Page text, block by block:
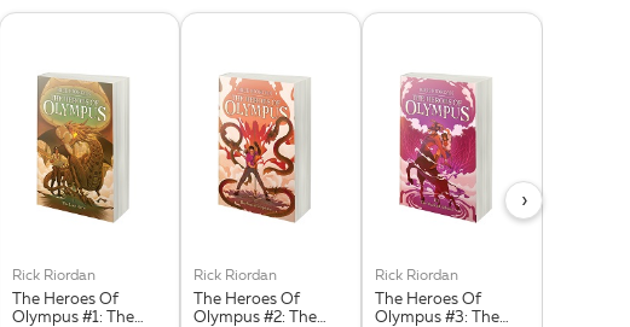
Rick Riordan
The Heroes Of
Olympus #1: The
Rick Riordan
The Heroes Of
Olympus #2: The
Rick Riordan
The Heroes Of
Olympus #3: The
›